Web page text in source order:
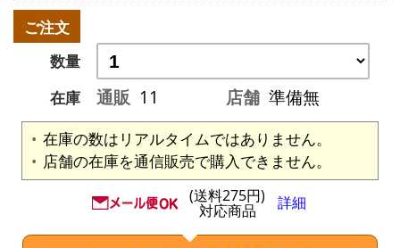
ご注文
数量
在庫
通販 11 店舗 準備無
在庫の数はリアルタイムではありません。
店舗の在庫を通信販売で購入できません。
(送料275円)
対応商品 詳細